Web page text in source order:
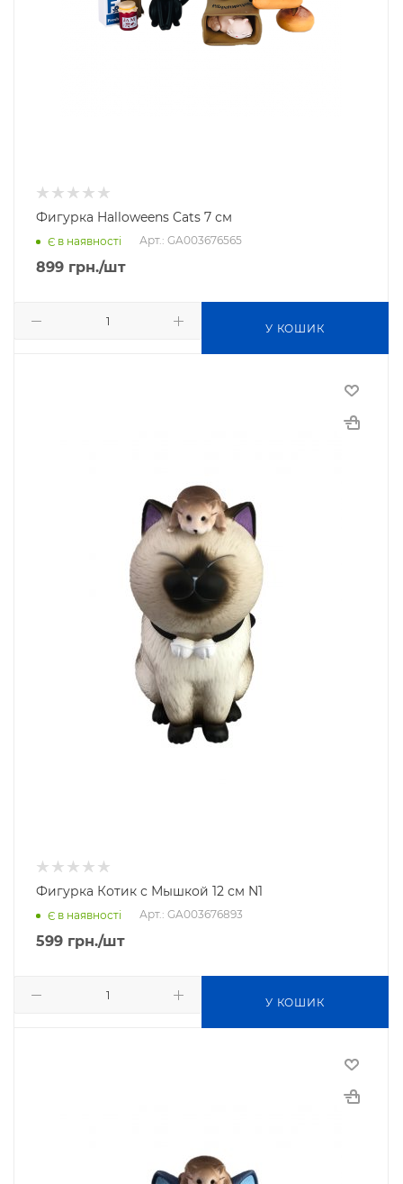
Фигурка Halloweens Cats 7 см
Є в наявності Арт.: GA003676565
899 грн./шт
У КОШИК
Фигурка Котик с Мышкой 12 см N1
Є в наявності Арт.: GA003676893
599 грн./шт
У КОШИК